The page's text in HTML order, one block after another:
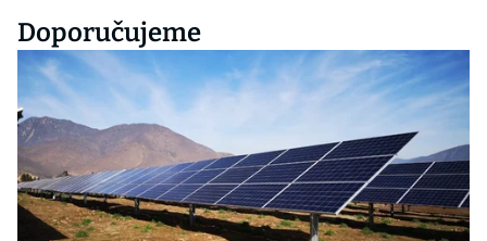
Doporučujeme